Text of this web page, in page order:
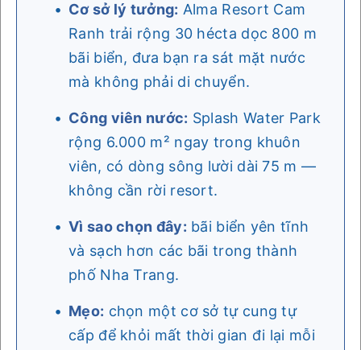
Cơ sở lý tưởng: Alma Resort Cam
Ranh trải rộng 30 hécta dọc 800 m
bãi biển, đưa bạn ra sát mặt nước
mà không phải di chuyển.
Công viên nước: Splash Water Park
rộng 6.000 m² ngay trong khuôn
viên, có dòng sông lười dài 75 m —
không cần rời resort.
Vì sao chọn đây: bãi biển yên tĩnh
và sạch hơn các bãi trong thành
phố Nha Trang.
Mẹo: chọn một cơ sở tự cung tự
cấp để khỏi mất thời gian đi lại mỗi